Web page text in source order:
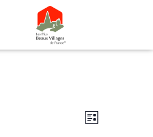
Navigation
par
de
Liste